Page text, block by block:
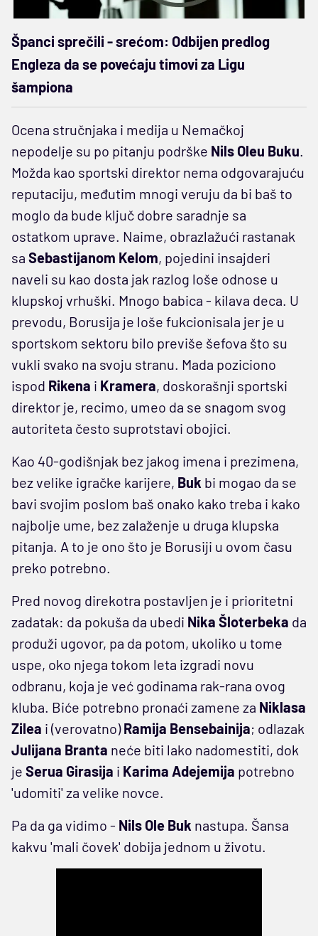
Španci sprečili - srećom: Odbijen predlog
Engleza da se povećaju timovi za Ligu
šampiona
Ocena stručnjaka i medija u Nemačkoj
nepodelje su po pitanju podrške Nils Oleu Buku.
Možda kao sportski direktor nema odgovarajuću
reputaciju, međutim mnogi veruju da bi baš to
moglo da bude ključ dobre saradnje sa
ostatkom uprave. Naime, obrazlažući rastanak
sa Sebastijanom Kelom, pojedini insajderi
naveli su kao dosta jak razlog loše odnose u
klupskoj vrhuški. Mnogo babica - kilava deca. U
prevodu, Borusija je loše fukcionisala jer je u
sportskom sektoru bilo previše šefova što su
vukli svako na svoju stranu. Mada poziciono
ispod Rikena i Kramera, doskorašnji sportski
direktor je, recimo, umeo da se snagom svog
autoriteta često suprotstavi obojici.
Kao 40-godišnjak bez jakog imena i prezimena,
bez velike igračke karijere, Buk bi mogao da se
bavi svojim poslom baš onako kako treba i kako
najbolje ume, bez zalaženje u druga klupska
pitanja. A to je ono što je Borusiji u ovom času
preko potrebno.
Pred novog direkotra postavljen je i prioritetni
zadatak: da pokuša da ubedi Nika Šloterbeka da
produži ugovor, pa da potom, ukoliko u tome
uspe, oko njega tokom leta izgradi novu
odbranu, koja je već godinama rak-rana ovog
kluba. Biće potrebno pronaći zamene za Niklasa
Zilea i (verovatno)Ramija Bensebainija; odlazak
Julijana Branta neće biti lako nadomestiti, dok
je Serua Girasija i Karima Adejemija potrebno
'udomiti' za velike novce.
Pa da ga vidimo - Nils Ole Buk nastupa. Šansa
kakvu 'mali čovek' dobija jednom u životu.